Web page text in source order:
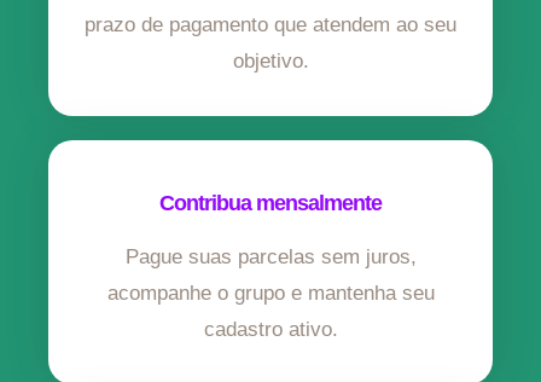
prazo de pagamento que atendem ao seu
objetivo.
Contribua mensalmente
Pague suas parcelas sem juros,
acompanhe o grupo e mantenha seu
cadastro ativo.